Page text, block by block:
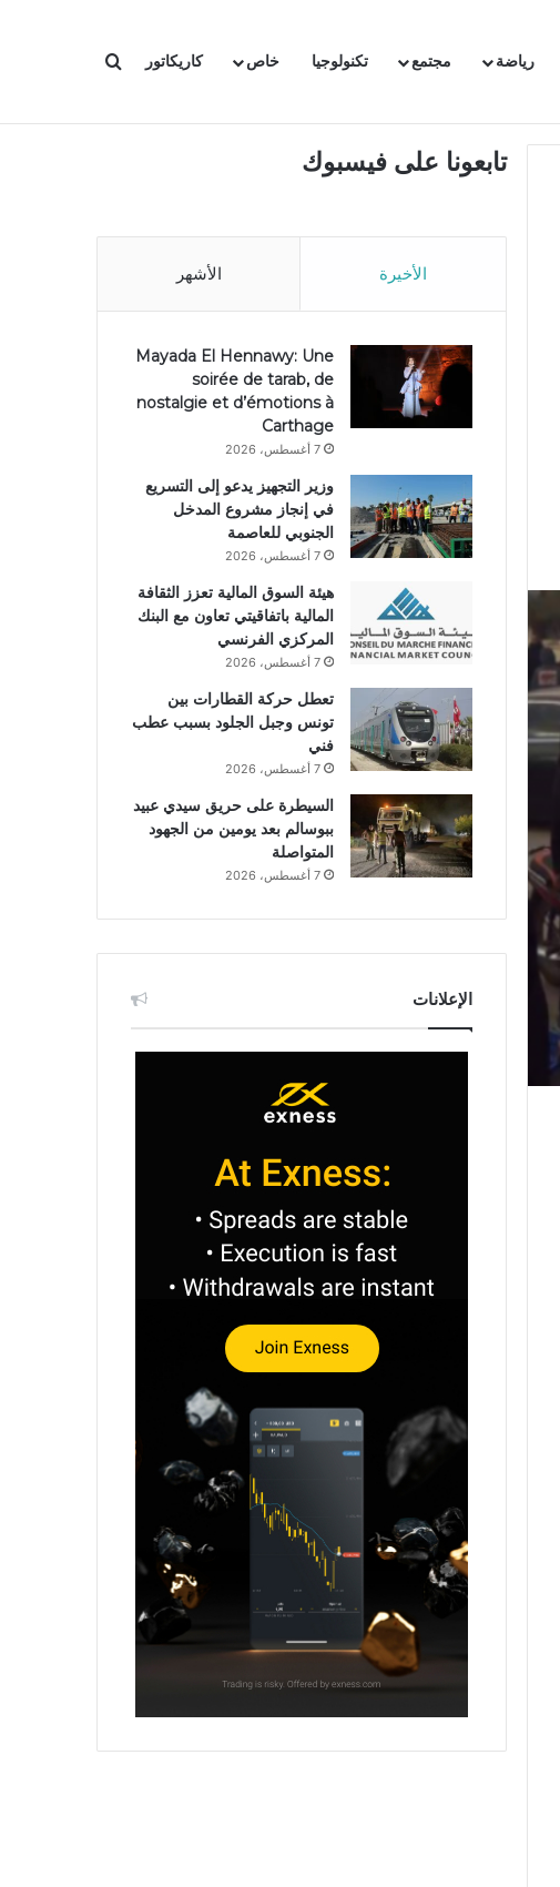
رياضة مجتمع تكنولوجيا خاص كاريكاتور بحث عن
تابعونا على فيسبوك
الأخيرة الأشهر
Mayada El Hennawy: Une
soirée de tarab, de
nostalgie et d’émotions à
Carthage
7 أغسطس، 2026
وزير التجهيز يدعو إلى التسريع
في إنجاز مشروع المدخل
الجنوبي للعاصمة
7 أغسطس، 2026
هيئة السوق المالية تعزز الثقافة
المالية باتفاقيتي تعاون مع البنك
المركزي الفرنسي
7 أغسطس، 2026
تعطل حركة القطارات بين
تونس وجبل الجلود بسبب عطب
فني
7 أغسطس، 2026
السيطرة على حريق سيدي عبيد
ببوسالم بعد يومين من الجهود
المتواصلة
7 أغسطس، 2026
الإعلانات